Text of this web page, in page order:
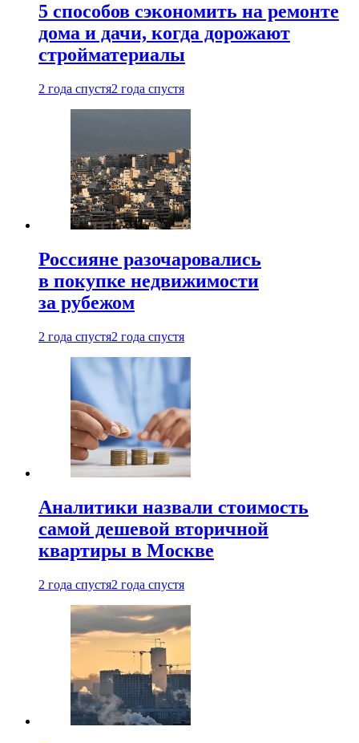
5 способов сэкономить на ремонте
дома и дачи, когда дорожают
стройматериалы
2 года спустя2 года спустя
Россияне разочаровались
в покупке недвижимости
за рубежом
2 года спустя2 года спустя
Аналитики назвали стоимость
самой дешевой вторичной
квартиры в Москве
2 года спустя2 года спустя